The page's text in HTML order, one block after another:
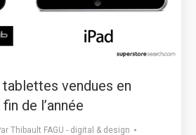
vendues en
de l’année
Thibault FAGU - digital & design